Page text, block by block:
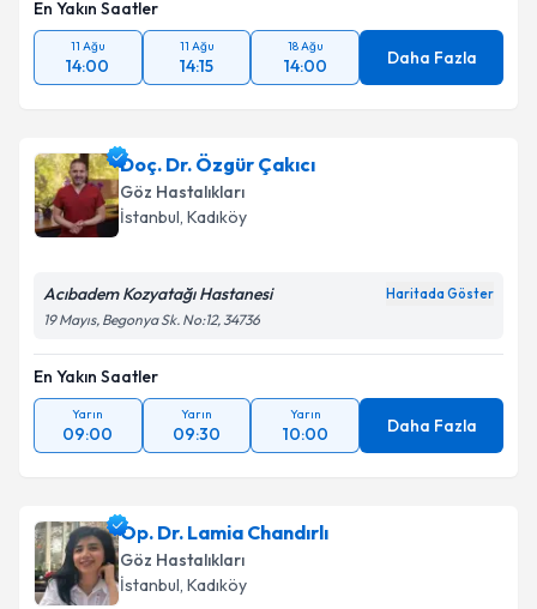
En Yakın Saatler
11 Ağu
14:00
11 Ağu
14:15
18 Ağu
14:00 Daha Fazla
Doç. Dr. Özgür Çakıcı
Göz Hastalıkları
İstanbul, Kadıköy
Acıbadem Kozyatağı Hastanesi Haritada Göster
19 Mayıs, Begonya Sk. No:12, 34736
En Yakın Saatler
Yarın
09:00
Yarın
09:30
Yarın
10:00 Daha Fazla
Op. Dr. Lamia Chandırlı
Göz Hastalıkları
İstanbul, Kadıköy